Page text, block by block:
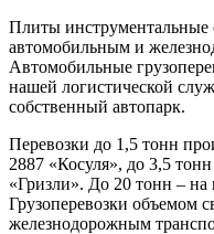
Плиты инструментальные
автомобильным и
Автомобильные
нашей логистической
собственный автопарк.
Перевозки до 1,5 тонн
2887 «Косуля», до 3,5
«Гризли». До 20 тонн –
Грузоперевозки объемом
железнодорожным